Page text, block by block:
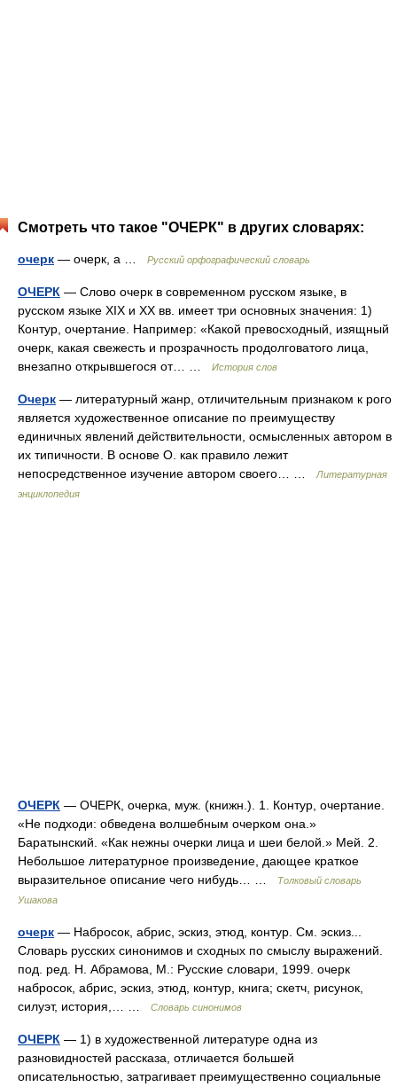
Смотреть что такое "ОЧЕРК" в других словарях:
очерк — очерк, а … Русский орфографический словарь
ОЧЕРК — Слово очерк в современном русском языке, в
русском языке XIX и XX вв. имеет три основных значения: 1)
Контур, очертание. Например: «Какой превосходный, изящный
очерк, какая свежесть и прозрачность продолговатого лица,
внезапно открывшегося от… …
История слов
Очерк — литературный жанр, отличительным признаком к рого
является художественное описание по преимуществу
единичных явлений действительности, осмысленных автором в
их типичности. В основе О. как правило лежит
непосредственное изучение автором своего… …
Литературная
энциклопедия
ОЧЕРК — ОЧЕРК, очерка, муж. (книжн.). 1. Контур, очертание.
«Не подходи: обведена волшебным очерком она.»
Баратынский. «Как нежны очерки лица и шеи белой.» Мей. 2.
Небольшое литературное произведение, дающее краткое
выразительное описание чего нибудь… …
Толковый словарь
Ушакова
очерк — Набросок, абрис, эскиз, этюд, контур. См. эскиз...
Словарь русских синонимов и сходных по смыслу выражений.
под. ред. Н. Абрамова, М.: Русские словари, 1999. очерк
набросок, абрис, эскиз, этюд, контур, книга; скетч, рисунок,
силуэт, история,… …
Словарь синонимов
ОЧЕРК — 1) в художественной литературе одна из
разновидностей рассказа, отличается большей
описательностью, затрагивает преимущественно социальные